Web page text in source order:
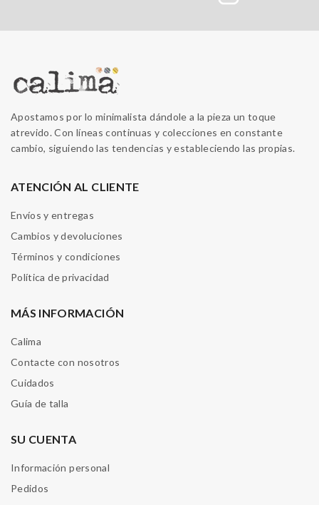
Apostamos por lo minimalista dándole a la pieza un toque
atrevido. Con líneas continuas y colecciones en constante
cambio, siguiendo las tendencias y estableciendo las propias.
ATENCIÓN AL CLIENTE
Envíos y entregas
Cambios y devoluciones
Términos y condiciones
Política de privacidad
MÁS INFORMACIÓN
Calima
Contacte con nosotros
Cuidados
Guía de talla
SU CUENTA
Información personal
Pedidos